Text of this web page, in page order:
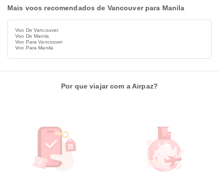
Mais voos recomendados de Vancouver para Manila
Voo De Vancouver
Voo De Manila
Voo Para Vancouver
Voo Para Manila
Por que viajar com a Airpaz?